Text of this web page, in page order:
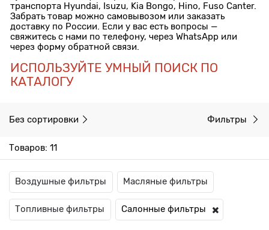
транспорта Hyundai, Isuzu, Kia Bongo, Hino, Fuso Canter.
Забрать товар можно самовывозом или заказать
доставку по России. Если у вас есть вопросы —
свяжитесь с нами по телефону, через WhatsApp или
через форму обратной связи.
ИСПОЛЬЗУЙТЕ УМНЫЙ ПОИСК ПО
КАТАЛОГУ
Без сортировки Фильтры
Товаров: 11
Воздушные фильтры Масляные фильтры
Топливные фильтры Салонные фильтры